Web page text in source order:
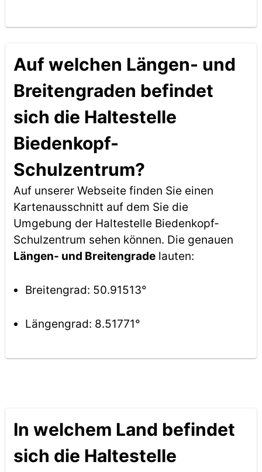
Auf welchen Längen- und
Breitengraden befindet
sich die Haltestelle
Biedenkopf-
Schulzentrum?
Auf unserer Webseite finden Sie einen
Kartenausschnitt auf dem Sie die
Umgebung der Haltestelle Biedenkopf-
Schulzentrum sehen können. Die genauen
Längen- und Breitengradelauten:
Breitengrad: 50.91513°
Längengrad: 8.51771°
In welchem Land befindet
sich die Haltestelle